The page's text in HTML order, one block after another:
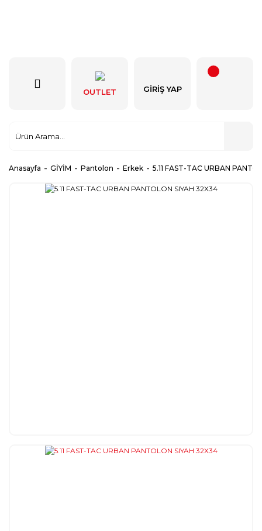
OUTLET GIRIŞ YAP
Anasayfa GİYİM Pantolon Erkek 5.11 FAST-TAC URBAN